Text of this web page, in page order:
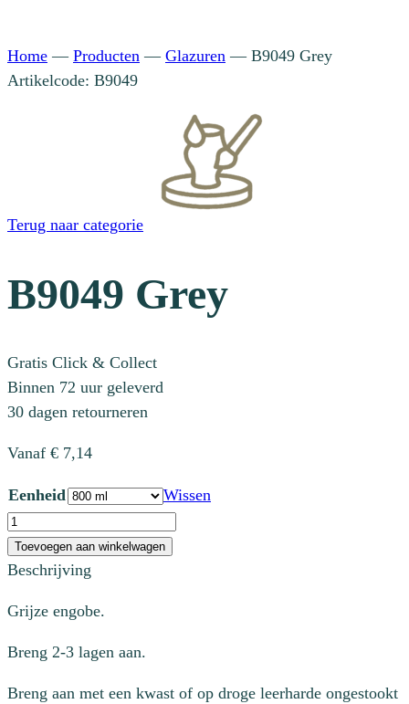
Home — Producten — Glazuren — B9049 Grey
Artikelcode: B9049
Terug naar categorie
B9049 Grey
Gratis Click & Collect
Binnen 72 uur geleverd
30 dagen retourneren
Vanaf € 7,14
Eenheid
Wissen
B9049
Grey
aantal
Toevoegen aan winkelwagen
Beschrijving
Grijze engobe.
Breng 2-3 lagen aan.
Breng aan met een kwast of op droge leerharde ongestookt